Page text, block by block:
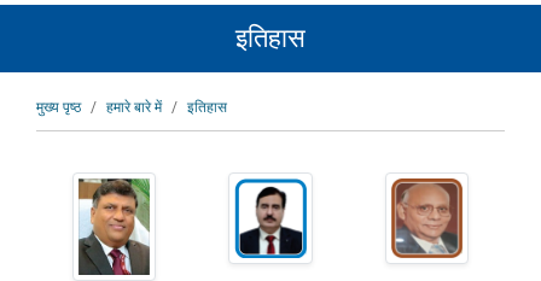
इतिहास
पग
चिन्ह
मुख्य पृष्ठ हमारे बारे में इतिहास